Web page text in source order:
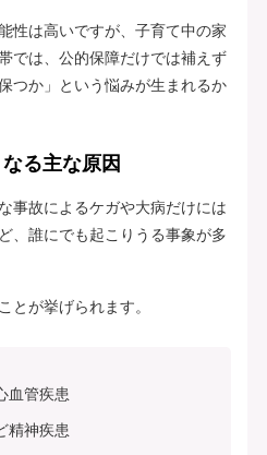
性は高いですが、子育て中の家
では、公的保障だけでは補えず
つか」という悩みが生まれるか
る主な原因
事故によるケガや大病だけには
、誰にでも起こりうる事象が多
とが挙げられます。
血管疾患
精神疾患